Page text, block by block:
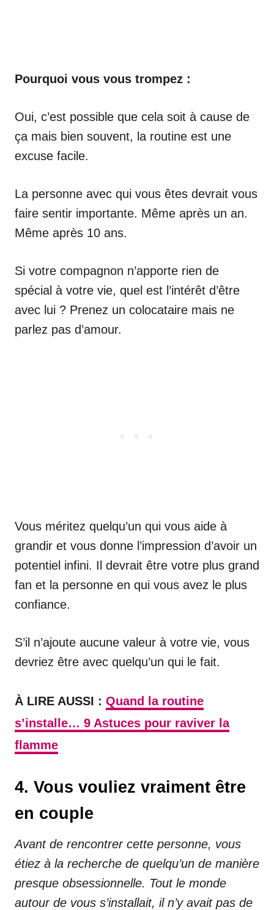
Pourquoi vous vous trompez :
Oui, c’est possible que cela soit à cause de
ça mais bien souvent, la routine est une
excuse facile.
La personne avec qui vous êtes devrait vous
faire sentir importante. Même après un an.
Même après 10 ans.
Si votre compagnon n’apporte rien de
spécial à votre vie, quel est l’intérêt d’être
avec lui ? Prenez un colocataire mais ne
parlez pas d’amour.
Vous méritez quelqu’un qui vous aide à
grandir et vous donne l’impression d’avoir un
potentiel infini. Il devrait être votre plus grand
fan et la personne en qui vous avez le plus
confiance.
S’il n’ajoute aucune valeur à votre vie, vous
devriez être avec quelqu’un qui le fait.
À LIRE AUSSI : Quand la routine
s’installe… 9 Astuces pour raviver la
flamme
4. Vous vouliez vraiment être
en couple
Avant de rencontrer cette personne, vous
étiez à la recherche de quelqu’un de manière
presque obsessionnelle. Tout le monde
autour de vous s’installait, il n’y avait pas de